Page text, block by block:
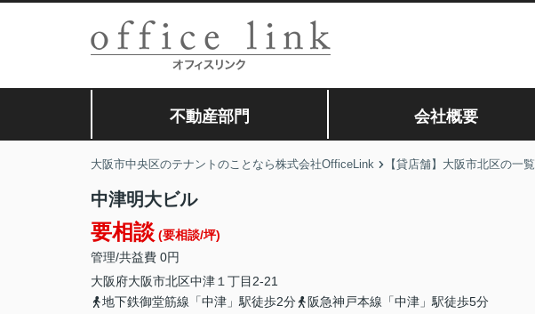
不動産部門 会社概要
大阪市中央区のテナントのことなら株式会社OfficeLink 【貸店舗】大阪市北区の一覧
中津明大ビル
要相談 (要相談/坪)
管理/共益費 0円
大阪府大阪市北区中津 １丁目2-21
地下鉄御堂筋線「中津」駅徒歩2分
阪急神戸本線「中津」駅徒歩5分